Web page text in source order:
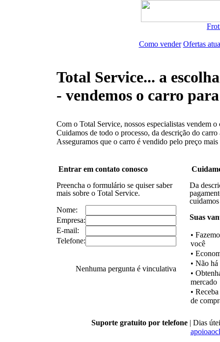
Como vender Ofertas
Total Service... a
- vendemos o carro
Com o Total Service, nossos especialistas vendem o
Cuidamos de todo o processo, da descrição do carro
Asseguramos que o carro é vendido pelo preço
Entrar em contato conosco
Preencha o formulário se quiser saber
mais sobre o Total Service.
Nome:
Empresa:
E-mail:
Telefone:
Nenhuma pergunta é vinculativa
Da
Suas
•
você
•
• Não há
•
mercado
•
de
Suporte gratuito por telefone| Dias